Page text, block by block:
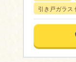
引き戸ガラス